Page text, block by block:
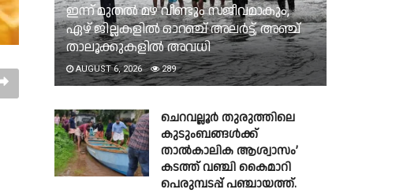
ഇന്ന് മുതൽ മഴ വീണ്ടും സജീവമാകും,
ഏഴ് ജില്ലകളിൽ ഓറഞ്ച് അലർട്ട്, അഞ്ച്
താലൂക്കുകളിൽ അവധി
AUGUST 6, 2026 289
ചെറവല്ലൂർ തുരുത്തിലെ
കുടുംബങ്ങൾക്ക്
താൽകാലിക ആശ്വാസം’
കടത്ത് വഞ്ചി കൈമാറി
പെരുമ്പടപ്പ് പഞ്ചായത്ത്.